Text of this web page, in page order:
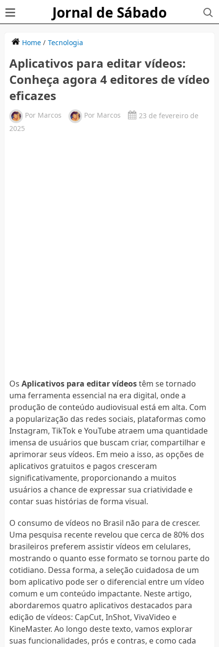
Jornal de Sábado
Home/ Tecnologia
Aplicativos para editar vídeos:
Conheça agora 4 editores de vídeo
eficazes
Por Marcos Por Marcos
23 de fevereiro de
2025
Os Aplicativos para editar vídeostêm se tornado
uma ferramenta essencial na era digital, onde a
produção de conteúdo audiovisual está em alta. Com
a popularização das redes sociais, plataformas como
Instagram, TikTok e YouTube atraem uma quantidade
imensa de usuários que buscam criar, compartilhar e
aprimorar seus vídeos. Em meio a isso, as opções de
aplicativos gratuitos e pagos cresceram
significativamente, proporcionando a muitos
usuários a chance de expressar sua criatividade e
contar suas histórias de forma visual.
O consumo de vídeos no Brasil não para de crescer.
Uma pesquisa recente revelou que cerca de 80% dos
brasileiros preferem assistir vídeos em celulares,
mostrando o quanto esse formato se tornou parte do
cotidiano. Dessa forma, a seleção cuidadosa de um
bom aplicativo pode ser o diferencial entre um vídeo
comum e um conteúdo impactante. Neste artigo,
abordaremos quatro aplicativos destacados para
edição de vídeos: CapCut, InShot, VivaVideo e
KineMaster. Ao longo deste texto, vamos explorar
suas funcionalidades, prós e contras, e como cada